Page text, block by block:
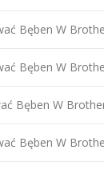
Bęben W
Bęben W
Bęben W
Bęben W